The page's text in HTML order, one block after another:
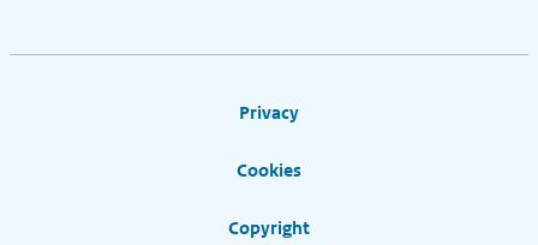
Privacy
Cookies
Copyright